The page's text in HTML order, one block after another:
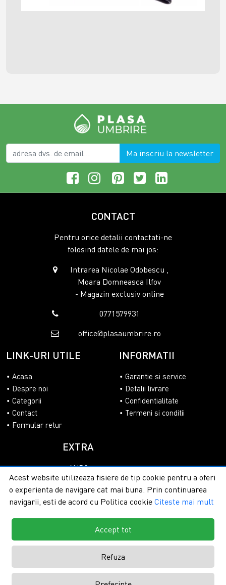
Ma inscriu la newsletter
CONTACT
Pentru orice detalii contactati-ne
folosind datele de mai jos:
Intrarea Nicolae Odobescu ,
Moara Domneasca Ilfov
- Magazin exclusiv online
0771579931
office@plasaumbrire.ro
LINK-URI UTILE
Acasa
Despre noi
Categorii
Contact
Formular retur
INFORMATII
Garantie si service
Detalii livrare
Confidentialitate
Termeni si conditii
EXTRA
ANPC
SOL
Copyright © 2026 - PlasaUmbrire.ro | Toate drepturile
rezervate.Creare magazine online by ITeXclusiv.ro
Acest website utilizeaza fisiere de tip cookie pentru a oferi
o experienta de navigare cat mai buna. Prin continuarea
navigarii, esti de acord cu Politica cookie Citeste mai mult
Accept tot
Refuza